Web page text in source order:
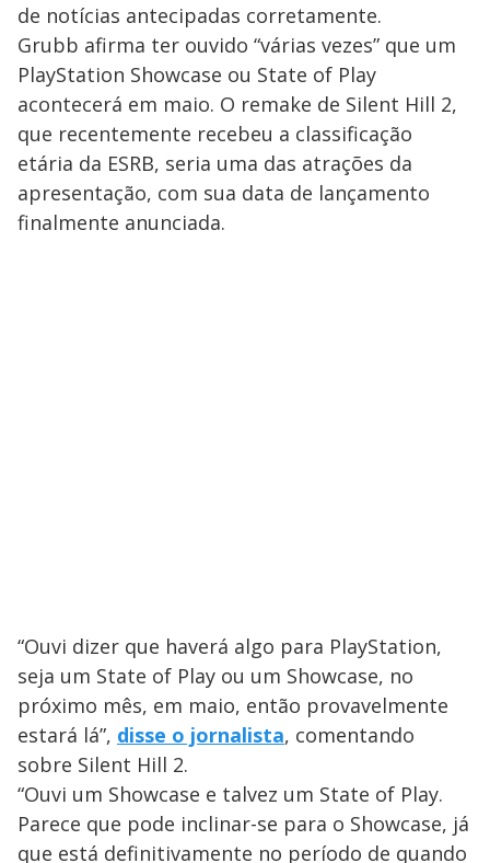
de notícias antecipadas corretamente.
Grubb afirma ter ouvido “várias vezes” que um
PlayStation Showcase ou State of Play
acontecerá em maio. O remake de Silent Hill 2,
que recentemente recebeu a classificação
etária da ESRB, seria uma das atrações da
apresentação, com sua data de lançamento
finalmente anunciada.
“Ouvi dizer que haverá algo para PlayStation,
seja um State of Play ou um Showcase, no
próximo mês, em maio, então provavelmente
estará lá”, disse o jornalista, comentando
sobre Silent Hill 2.
“Ouvi um Showcase e talvez um State of Play.
Parece que pode inclinar-se para o Showcase, já
que está definitivamente no período de quando